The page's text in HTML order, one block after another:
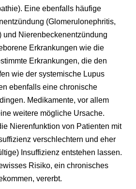
Eine ebenfalls häufige
(Glomerulonephritis,
und Nierenbeckenentzündung
Erkrankungen wie die
Erkrankungen, die den
wie der systemische Lupus
ebenfalls eine chronische
Medikamente, vor allem
weitere mögliche Ursache.
Nierenfunktion von Patienten mit
verschlechtern und eher
Insuffizienz entstehen lassen.
Risiko, ein chronisches
vererbt.